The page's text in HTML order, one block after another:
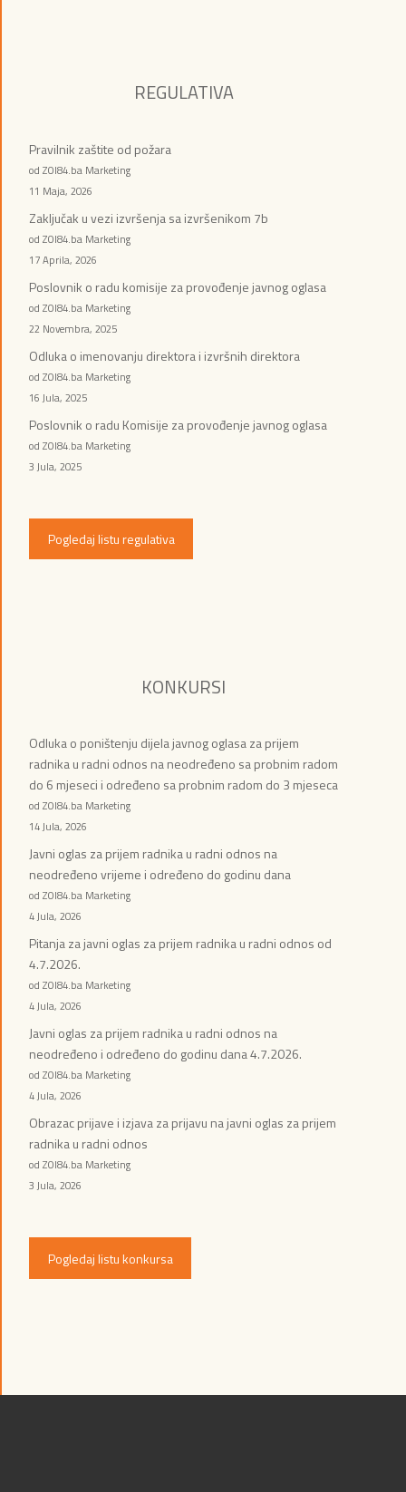
REGULATIVA
Pravilnik zaštite od požara
od ZOI84.ba Marketing
11 Maja, 2026
Zaključak u vezi izvršenja sa izvršenikom 7b
od ZOI84.ba Marketing
17 Aprila, 2026
Poslovnik o radu komisije za provođenje javnog oglasa
od ZOI84.ba Marketing
22 Novembra, 2025
Odluka o imenovanju direktora i izvršnih direktora
od ZOI84.ba Marketing
16 Jula, 2025
Poslovnik o radu Komisije za provođenje javnog oglasa
od ZOI84.ba Marketing
3 Jula, 2025
Pogledaj listu regulativa
KONKURSI
Odluka o poništenju dijela javnog oglasa za prijem
radnika u radni odnos na neodređeno sa probnim radom
do 6 mjeseci i određeno sa probnim radom do 3 mjeseca
od ZOI84.ba Marketing
14 Jula, 2026
Javni oglas za prijem radnika u radni odnos na
neodređeno vrijeme i određeno do godinu dana
od ZOI84.ba Marketing
4 Jula, 2026
Pitanja za javni oglas za prijem radnika u radni odnos od
4.7.2026.
od ZOI84.ba Marketing
4 Jula, 2026
Javni oglas za prijem radnika u radni odnos na
neodređeno i određeno do godinu dana 4.7.2026.
od ZOI84.ba Marketing
4 Jula, 2026
Obrazac prijave i izjava za prijavu na javni oglas za prijem
radnika u radni odnos
od ZOI84.ba Marketing
3 Jula, 2026
Pogledaj listu konkursa